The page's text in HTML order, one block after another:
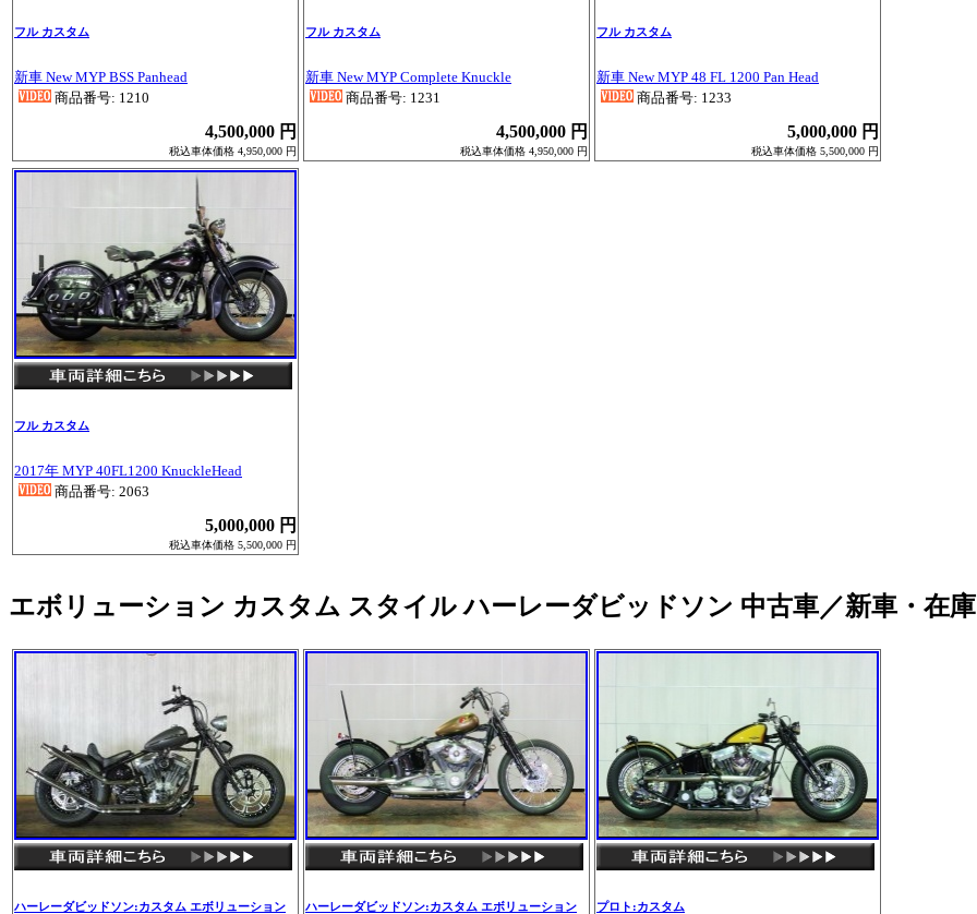
フル カスタム
新車 New MYP BSS Panhead
商品番号: 1210
4,500,000 円
税込車体価格 4,950,000 円
フル カスタム
新車 New MYP Complete Knuckle
商品番号: 1231
4,500,000 円
税込車体価格 4,950,000 円
フル カスタム
新車 New MYP 48 FL 1200 Pan Head
商品番号: 1233
5,000,000 円
税込車体価格 5,500,000 円
フル カスタム
2017年 MYP 40FL1200 KnuckleHead
商品番号: 2063
5,000,000 円
税込車体価格 5,500,000 円
エボリューション カスタム スタイル ハーレーダビッドソン 中古車／新車・在
ハーレーダビッドソン:カスタム エボリューション ハーレーダビッドソン:カスタム エボリューション プロト:カスタム